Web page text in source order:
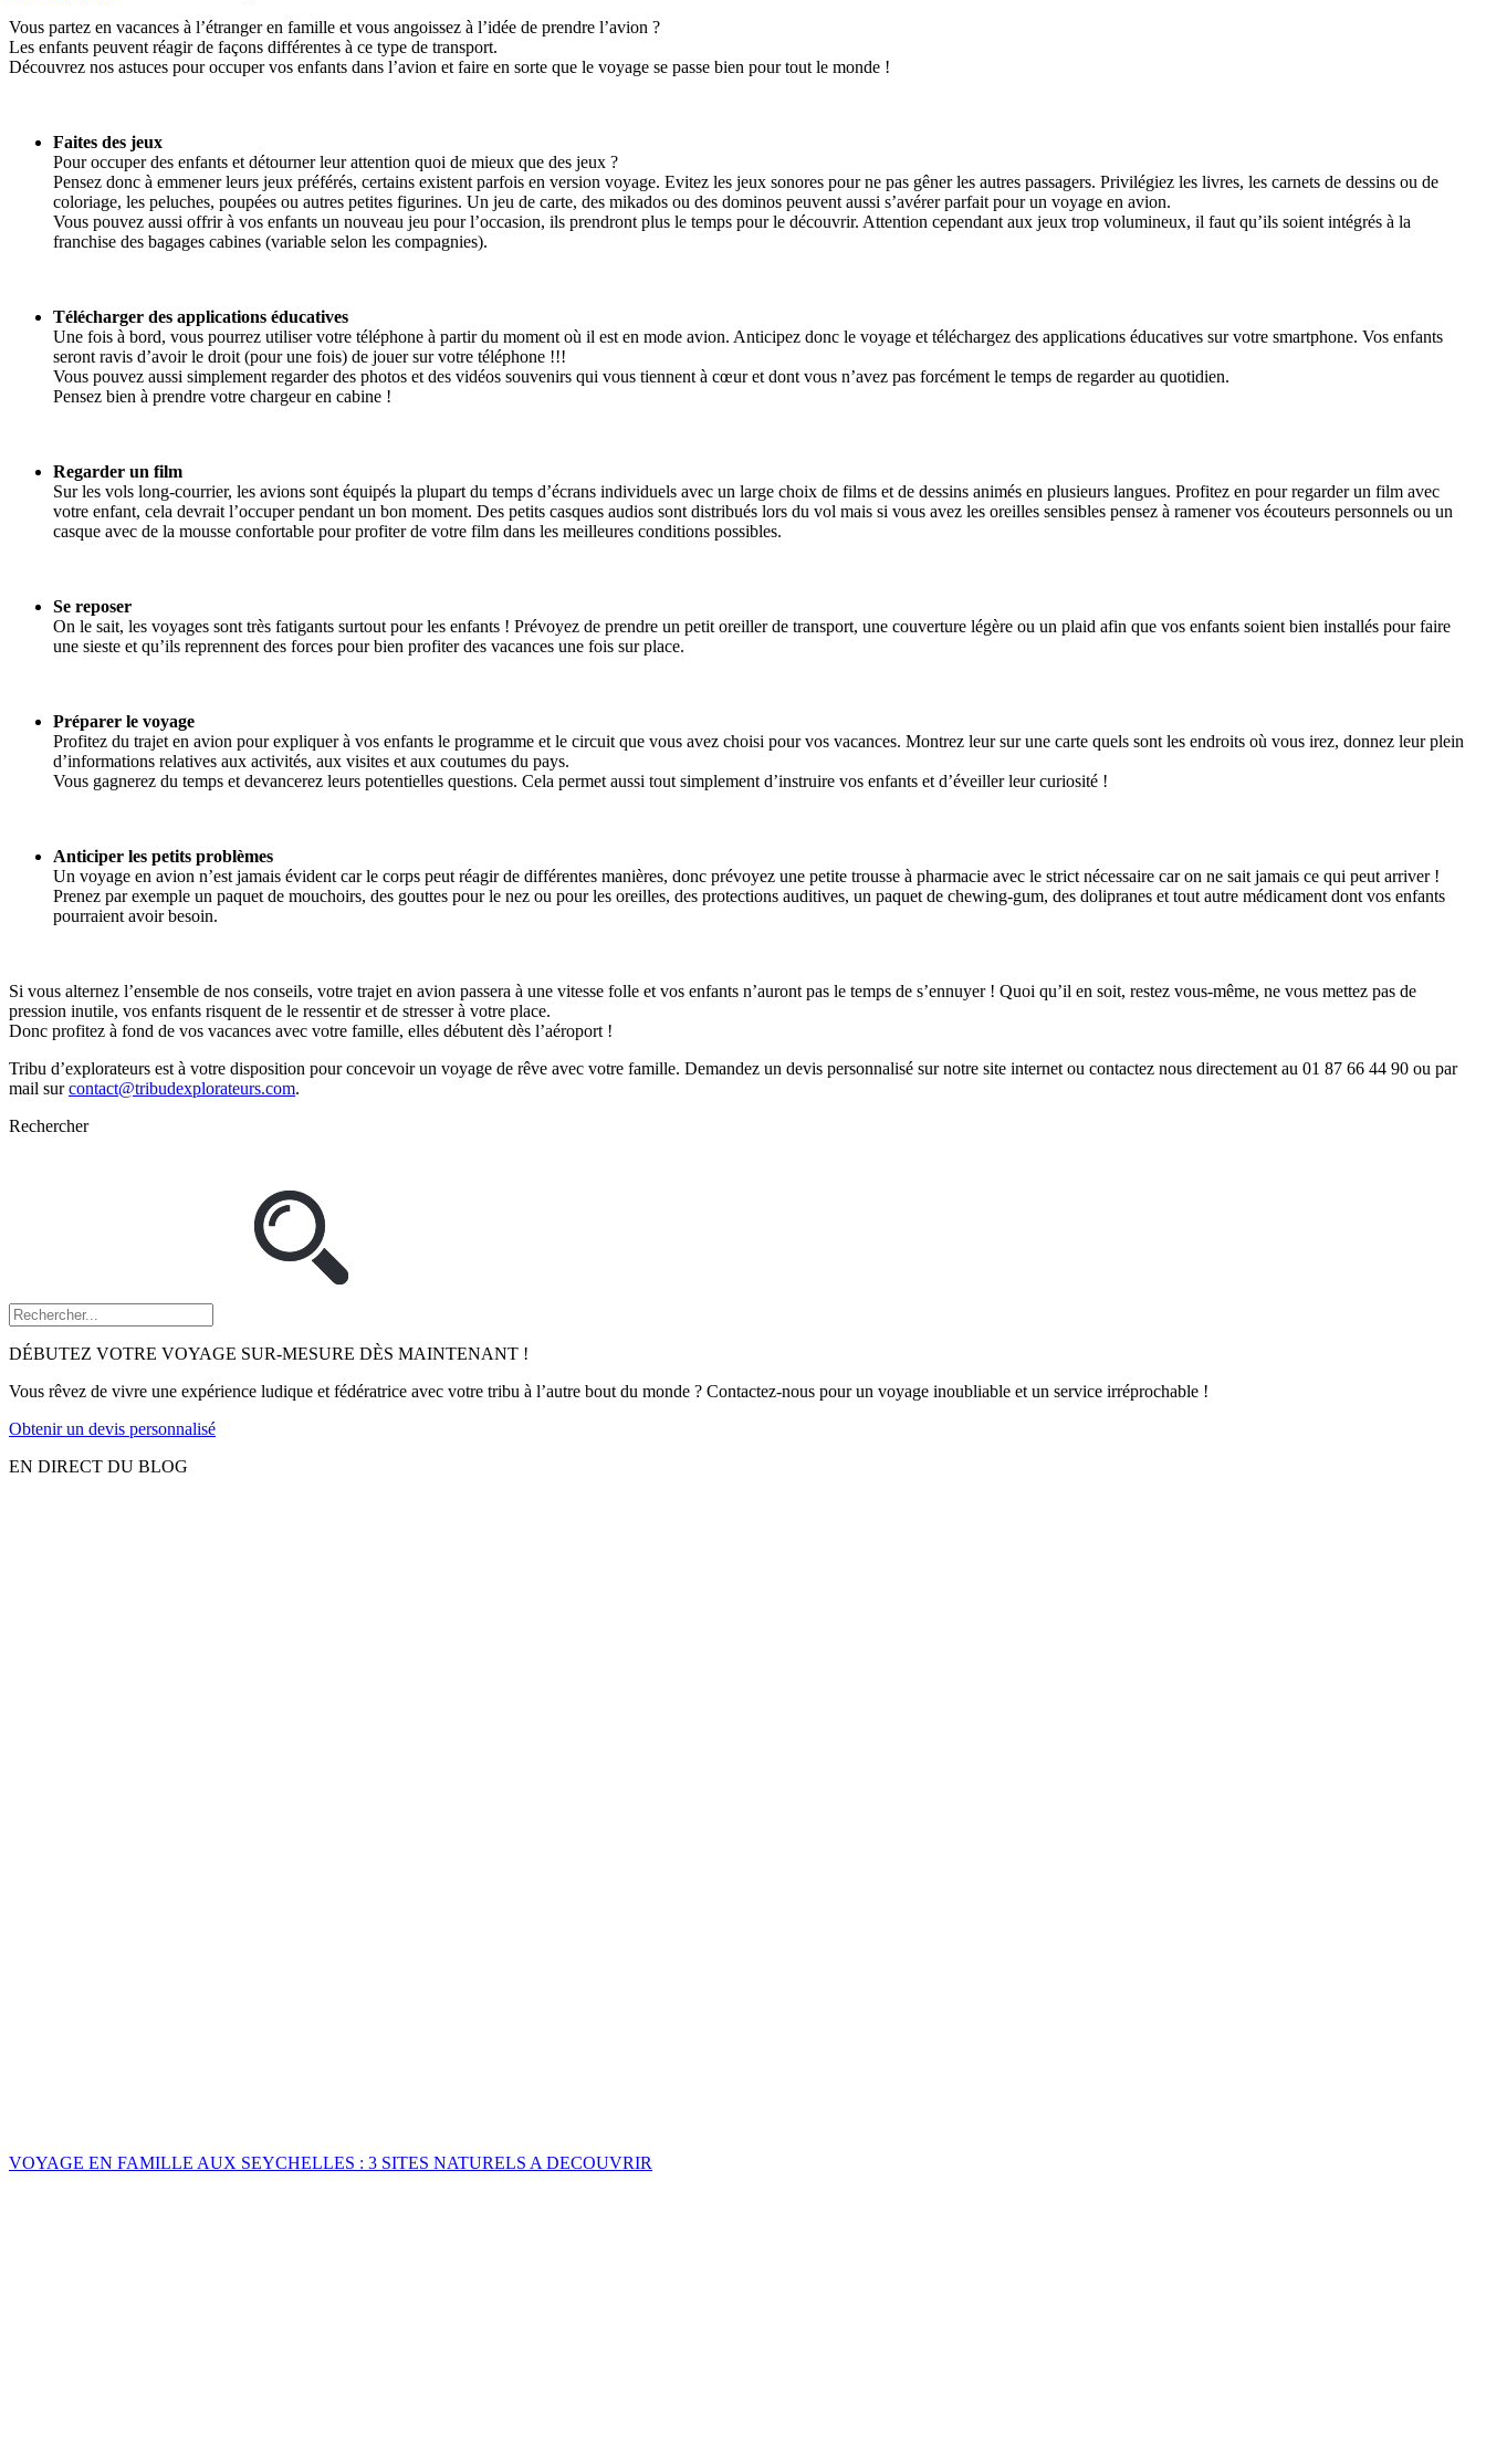
Vous partez en vacances à l’étranger en famille et vous angoissez à l’idée de prendre l’avion ?
Les enfants peuvent réagir de façons différentes à ce type de transport.
Découvrez nos astuces pour occuper vos enfants dans l’avion et faire en sorte que le voyage se passe bien pour tout le monde !
Faites des jeux
Pour occuper des enfants et détourner leur attention quoi de mieux que des jeux ?
Pensez donc à emmener leurs jeux préférés, certains existent parfois en version voyage. Evitez les jeux sonores pour ne pas gêner les autres passagers. Privilégiez les livres, les carnets de dessins ou de
coloriage, les peluches, poupées ou autres petites figurines. Un jeu de carte, des mikados ou des dominos peuvent aussi s’avérer parfait pour un voyage en avion.
Vous pouvez aussi offrir à vos enfants un nouveau jeu pour l’occasion, ils prendront plus le temps pour le découvrir. Attention cependant aux jeux trop volumineux, il faut qu’ils soient intégrés à la
franchise des bagages cabines (variable selon les compagnies).
Télécharger des applications éducatives
Une fois à bord, vous pourrez utiliser votre téléphone à partir du moment où il est en mode avion. Anticipez donc le voyage et téléchargez des applications éducatives sur votre smartphone. Vos enfants
seront ravis d’avoir le droit (pour une fois) de jouer sur votre téléphone !!!
Vous pouvez aussi simplement regarder des photos et des vidéos souvenirs qui vous tiennent à cœur et dont vous n’avez pas forcément le temps de regarder au quotidien.
Pensez bien à prendre votre chargeur en cabine !
Regarder un film
Sur les vols long-courrier, les avions sont équipés la plupart du temps d’écrans individuels avec un large choix de films et de dessins animés en plusieurs langues. Profitez en pour regarder un film avec
votre enfant, cela devrait l’occuper pendant un bon moment. Des petits casques audios sont distribués lors du vol mais si vous avez les oreilles sensibles pensez à ramener vos écouteurs personnels ou un
casque avec de la mousse confortable pour profiter de votre film dans les meilleures conditions possibles.
Se reposer
On le sait, les voyages sont très fatigants surtout pour les enfants ! Prévoyez de prendre un petit oreiller de transport, une couverture légère ou un plaid afin que vos enfants soient bien installés pour faire
une sieste et qu’ils reprennent des forces pour bien profiter des vacances une fois sur place.
Préparer le voyage
Profitez du trajet en avion pour expliquer à vos enfants le programme et le circuit que vous avez choisi pour vos vacances. Montrez leur sur une carte quels sont les endroits où vous irez, donnez leur plein
d’informations relatives aux activités, aux visites et aux coutumes du pays.
Vous gagnerez du temps et devancerez leurs potentielles questions. Cela permet aussi tout simplement d’instruire vos enfants et d’éveiller leur curiosité !
Anticiper les petits problèmes
Un voyage en avion n’est jamais évident car le corps peut réagir de différentes manières, donc prévoyez une petite trousse à pharmacie avec le strict nécessaire car on ne sait jamais ce qui peut arriver !
Prenez par exemple un paquet de mouchoirs, des gouttes pour le nez ou pour les oreilles, des protections auditives, un paquet de chewing-gum, des dolipranes et tout autre médicament dont vos enfants
pourraient avoir besoin.
Si vous alternez l’ensemble de nos conseils, votre trajet en avion passera à une vitesse folle et vos enfants n’auront pas le temps de s’ennuyer ! Quoi qu’il en soit, restez vous-même, ne vous mettez pas de
pression inutile, vos enfants risquent de le ressentir et de stresser à votre place.
Donc profitez à fond de vos vacances avec votre famille, elles débutent dès l’aéroport !
Tribu d’explorateurs est à votre disposition pour concevoir un voyage de rêve avec votre famille. Demandez un devis personnalisé sur notre site internet ou contactez nous directement au 01 87 66 44 90 ou par
mail surcontact@tribudexplorateurs.com.
Rechercher
DÉBUTEZ VOTRE VOYAGE SUR-MESURE DÈS MAINTENANT !
Vous rêvez de vivre une expérience ludique et fédératrice avec votre tribu à l’autre bout du monde ? Contactez-nous pour un voyage inoubliable et un service irréprochable !
Obtenir un devis personnalisé
EN DIRECT DU BLOG
VOYAGE EN FAMILLE AUX SEYCHELLES : 3 SITES NATURELS A DECOUVRIR